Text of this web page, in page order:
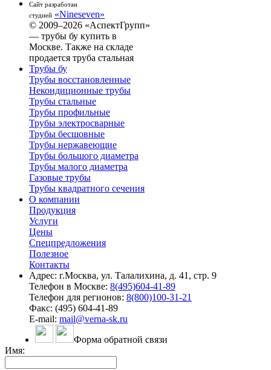
Сайт разработан
студией «Nineseven»
© 2009–2026 «АспектГрупп»
— трубы бу купить в
Москве. Также на складе
продается труба стальная
Трубы бу
Трубы восстановленные
Некондиционные трубы
Трубы стальные
Трубы профильные
Трубы электросварные
Трубы бесшовные
Трубы нержавеющие
Трубы большого диаметра
Трубы малого диаметра
Газовые трубы
Трубы квадратного сечения
О компании
Продукция
Услуги
Цены
Спецпредложения
Полезное
Контакты
Адрес: г.Москва, ул. Талалихина, д. 41, стр. 9
Телефон в Москве: 8(495)604-41-89
Телефон для регионов: 8(800)100-31-21
Факс: (495) 604-41-89
E-mail: mail@verna-sk.ru
Форма обратной связи
Имя: